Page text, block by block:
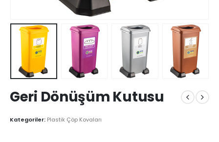
Geri Dönüşüm Kutusu
Kategoriler: Plastik Çöp Kovaları